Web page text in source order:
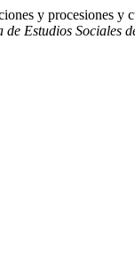
y procesiones y
de Estudios Sociales